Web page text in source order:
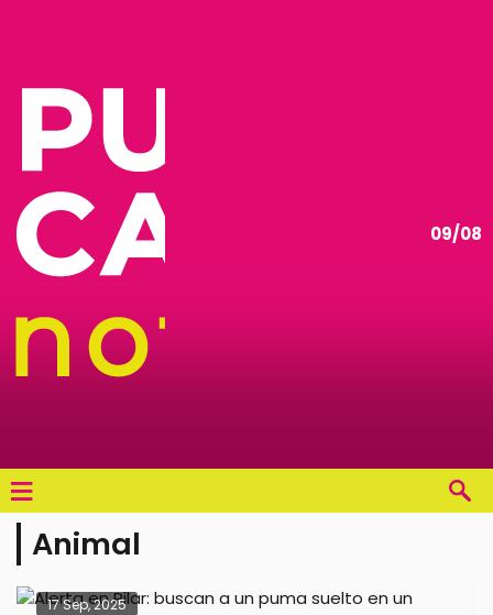
09/08
≡
Animal
17 Sep, 2025